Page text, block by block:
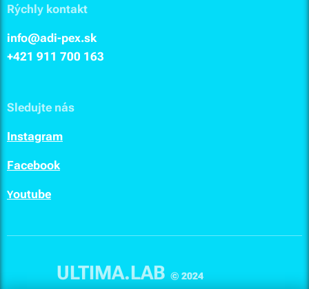
Rýchly kontakt
info@adi-pex.sk
+421 911 700 163
Sledujte nás
Instagram
Facebook
Youtube
ULTIMA.LAB © 2024